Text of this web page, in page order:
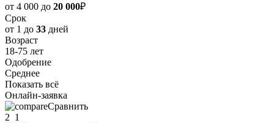
от 4 000 до 20 000₽
Срок
от 1 до 33 дней
Возраст
18-75 лет
Одобрение
Среднее
Показать всё
Онлайн-заявка
Сравнить
2 1